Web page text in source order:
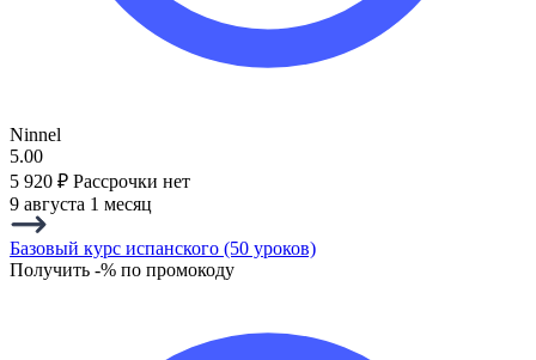
Ninnel
5.00
5 920 ₽ Рассрочки нет
9 августа 1 месяц
Базовый курс испанского (50 уроков)
Получить -% по промокоду